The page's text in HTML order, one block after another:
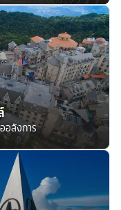
อลังการ